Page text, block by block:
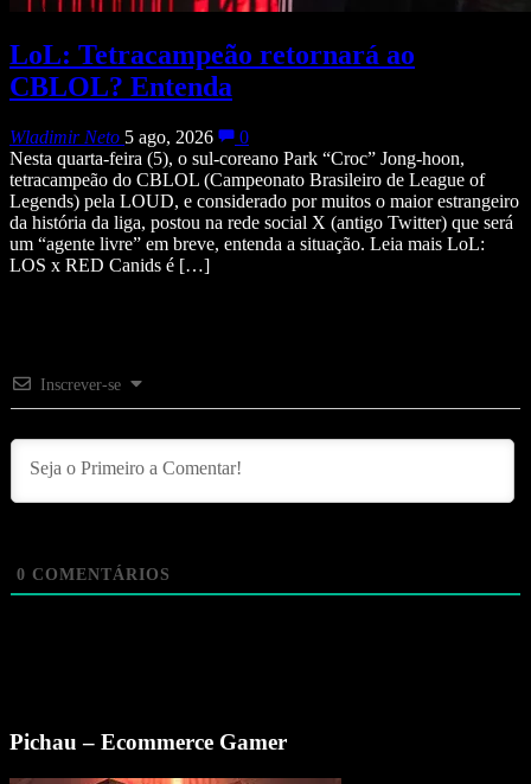
LoL: Tetracampeão retornará ao
CBLOL? Entenda
Wladimir Neto 5 ago, 2026
0
Nesta quarta-feira (5), o sul-coreano Park “Croc” Jong-hoon,
tetracampeão do CBLOL (Campeonato Brasileiro de League of
Legends) pela LOUD, e considerado por muitos o maior estrangeiro
da história da liga, postou na rede social X (antigo Twitter) que será
um “agente livre” em breve, entenda a situação. Leia mais LoL:
LOS x RED Canids é […]
Inscrever-se
0 COMENTÁRIOS
Pichau – Ecommerce Gamer